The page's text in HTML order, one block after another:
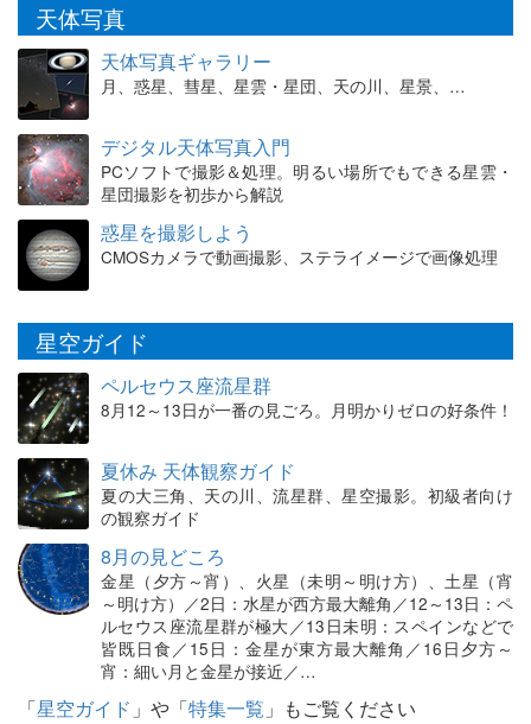
天体写真
天体写真ギャラリー
月、惑星、彗星、星雲・星団、天の川、星景、…
デジタル天体写真入門
PCソフトで撮影＆処理。明るい場所でもできる星雲・
星団撮影を初歩から解説
惑星を撮影しよう
CMOSカメラで動画撮影、ステライメージで画像処理
星空ガイド
ペルセウス座流星群
8月12～13日が一番の見ごろ。月明かりゼロの好条件！
夏休み 天体観察ガイド
夏の大三角、天の川、流星群、星空撮影。初級者向け
の観察ガイド
8月の見どころ
金星（夕方～宵）、火星（未明～明け方）、土星（宵
～明け方）／2日：水星が西方最大離角／12～13日：ペ
ルセウス座流星群が極大／13日未明：スペインなどで
皆既日食／15日：金星が東方最大離角／16日夕方～
宵：細い月と金星が接近／…
「星空ガイド 」や「特集一覧 」もご覧ください